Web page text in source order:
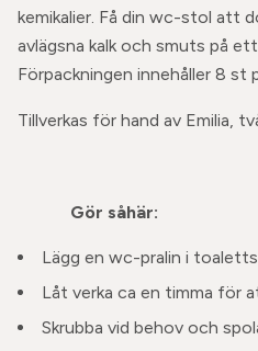
kemikalier. Få din wc-stol att
avlägsna kalk och smuts på
Förpackningen innehåller 8 st
Tillverkas för hand av Emilia,
Gör såhär:
Lägg en wc-pralin i
Låt verka ca en timma för
Skrubba vid behov och